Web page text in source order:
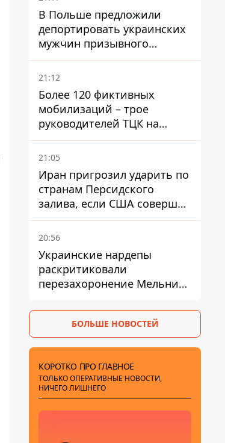
В Польше предложили
депортировать украинских
мужчин призывного
возраста - кого это может
затронуть
21:12
Более 120 фиктивных
мобилизаций – трое
руководителей ТЦК на
Волыни и Буковине
получили подозрения за
21:05
Иран пригрозил ударить по
странам Персидского
залива, если США совершат
хотя бы одну атаку - Reuters
20:56
Украинские нардепы
раскритиковали
перезахоронение Мельника
дипломатической изоляции
БОЛЬШЕ НОВОСТЕЙ
КОРОТКО ПРО ГЛАВНОЕ
ТОЛЬКО ОПЕРАТИВНЫЕ НОВОСТИ,
НИЧЕГО ЛИШНЕГО